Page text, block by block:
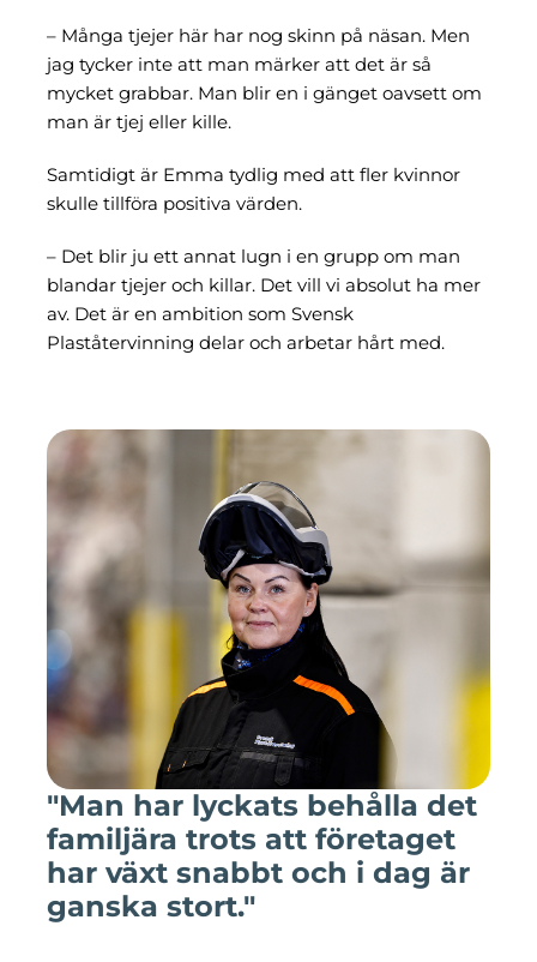
– Många tjejer här har nog skinn på näsan. Men
jag tycker inte att man märker att det är så
mycket grabbar. Man blir en i gänget oavsett om
man är tjej eller kille.
Samtidigt är Emma tydlig med att fler kvinnor
skulle tillföra positiva värden.
– Det blir ju ett annat lugn i en grupp om man
blandar tjejer och killar. Det vill vi absolut ha mer
av. Det är en ambition som Svensk
Plaståtervinning delar och arbetar hårt med.
"Man har lyckats behålla det
familjära trots att företaget
har växt snabbt och i dag är
ganska stort."